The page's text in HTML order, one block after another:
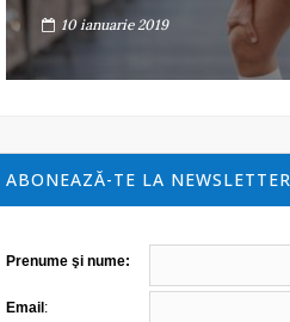
10 ianuarie 2019
ABONEAZĂ-TE LA NEWSLETTER
Prenume şi nume:
Email: